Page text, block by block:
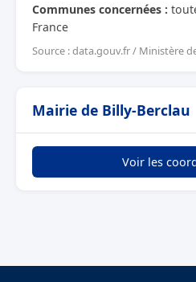
Communes concernées :
France
Source : data.gouv.fr / Ministère
Mairie de Billy-Berclau
Voir les